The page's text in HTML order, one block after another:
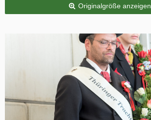
Originalgröße anzeigen